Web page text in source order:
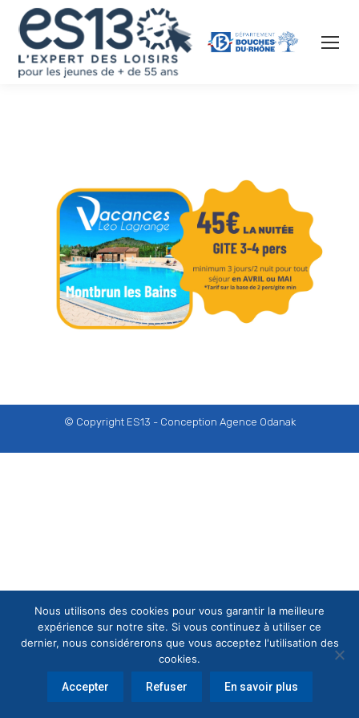
© Copyright ES13 - Conception Agence Odanak
Nous utilisons des cookies pour vous garantir la meilleure
expérience sur notre site. Si vous continuez à utiliser ce
dernier, nous considérerons que vous acceptez l'utilisation des
cookies.
Accepter Refuser En savoir plus